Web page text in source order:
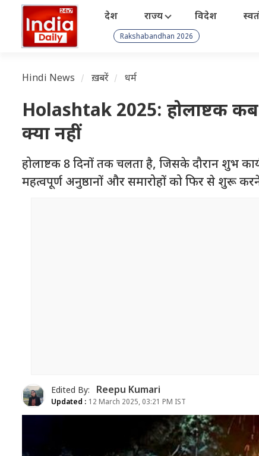
देश राज्य विदेश
Rakshabandhan 2026
Hindi News ख़बरें धर्म
Holashtak 2025: होलाष्टक
क्या नहीं
होलाष्टक 8 दिनों तक चलता है, जिसके दौरान शुभ
महत्वपूर्ण अनुष्ठानों और समारोहों को फिर से शुरू
Edited By: Reepu Kumari
Updated : 12 March 2025, 03:21 PM IST